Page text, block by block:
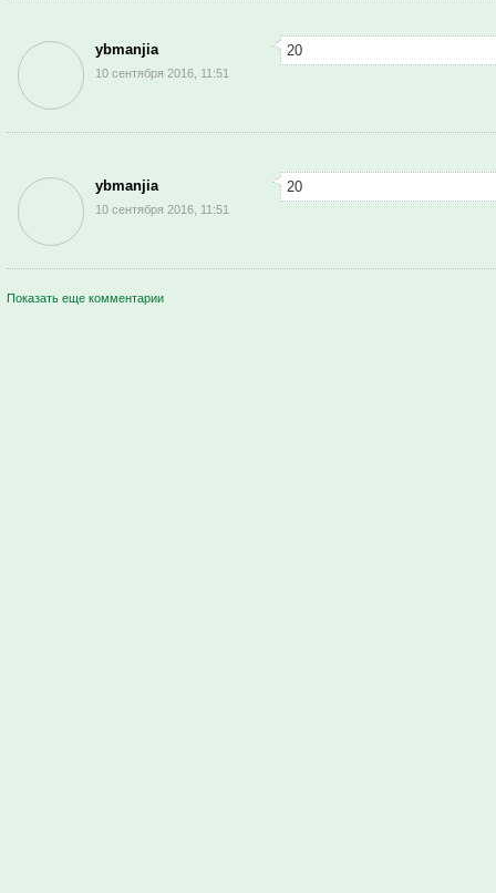
ybmanjia
10 сентября 2016, 11:51
20
ybmanjia
10 сентября 2016, 11:51
20
Показать еще комментарии